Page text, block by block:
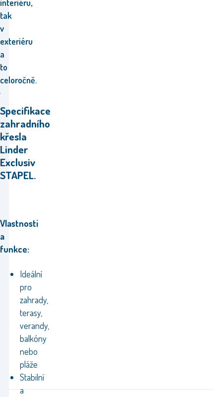
interiéru,
tak
v
exteriéru
a
to
celoročně.
Specifikace
zahradního
křesla
Linder
Exclusiv
STAPEL.
Vlastnosti
a
funkce:
Ideální
pro
zahrady,
terasy,
verandy,
balkóny
nebo
pláže
Stabilní
a